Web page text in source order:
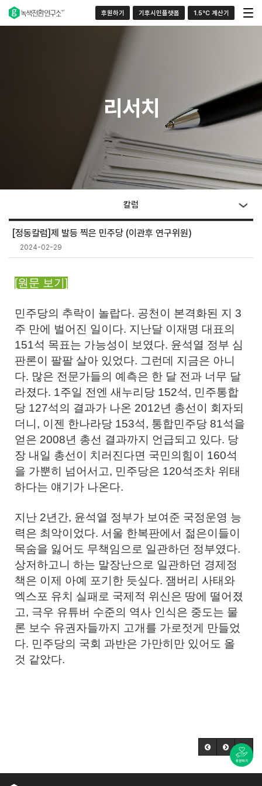
후원하기 기후시민플랫폼 1.5°C 계산기
리서치
칼럼
[정동칼럼]제 발등 찍은 민주당 (이관후 연구위원)
2024-02-29
[원문 보기]
민주당의 추락이 놀랍다. 공천이 본격화된 지 3
주 만에 벌어진 일이다. 지난달 이재명 대표의
151석 목표는 가능성이 보였다. 윤석열 정부 심
판론이 팔팔 살아 있었다. 그런데 지금은 아니
다. 많은 전문가들의 예측은 한 달 전과 너무 달
라졌다. 1주일 전엔 새누리당 152석, 민주통합
당 127석의 결과가 나온 2012년 총선이 회자되
더니, 이젠 한나라당 153석, 통합민주당 81석을
얻은 2008년 총선 결과까지 언급되고 있다. 당
장 내일 총선이 치러진다면 국민의힘이 160석
을 가뿐히 넘어서고, 민주당은 120석조차 위태
하다는 얘기가 나온다.
지난 2년간, 윤석열 정부가 보여준 국정운영 능
력은 최악이었다. 서울 한복판에서 젊은이들이
목숨을 잃어도 무책임으로 일관하던 정부였다.
상저하고니 하는 말장난으로 일관하던 경제정
책은 이제 아예 포기한 듯싶다. 잼버리 사태와
엑스포 유치 실패로 국제적 위신은 땅에 떨어졌
고, 극우 유튜버 수준의 역사 인식은 중도는 물
론 보수 유권자들까지 고개를 가로젓게 만들었
다. 민주당의 국회 과반은 가만히만 있어도 올
것 같았다.